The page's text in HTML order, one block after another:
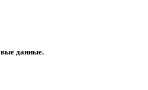
данные.